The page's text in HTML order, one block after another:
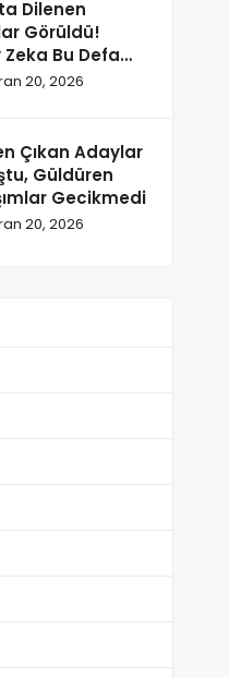
Dilenen
Görüldü!
Bu Defa
İndi
20, 2026
Çıkan Adaylar
Güldüren
Gecikmedi
20, 2026